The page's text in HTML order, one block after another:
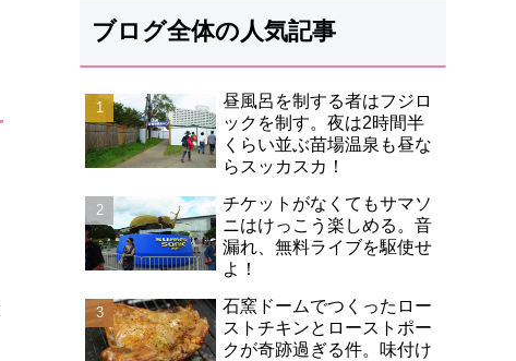
ブログ全体の人気記事
昼風呂を制する者はフジロ
ックを制す。夜は2時間半
くらい並ぶ苗場温泉も昼な
らスッカスカ！
チケットがなくてもサマソ
ニはけっこう楽しめる。音
漏れ、無料ライブを駆使せ
よ！
石窯ドームでつくったロー
ストチキンとローストポー
クが奇跡過ぎる件。味付け